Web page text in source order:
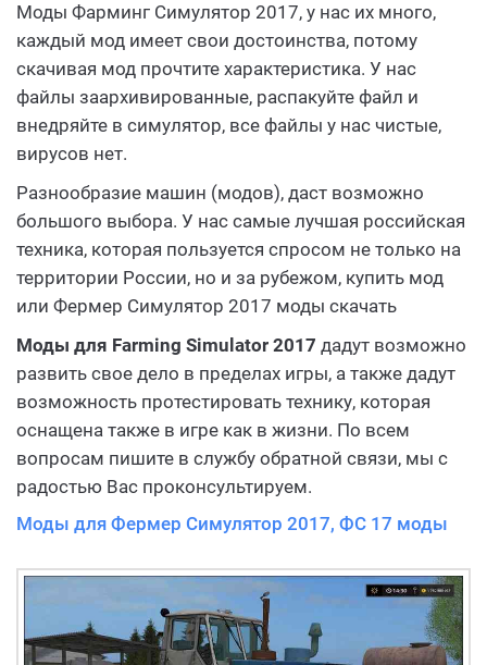
Моды Фарминг Симулятор 2017, у нас их много,
каждый мод имеет свои достоинства, потому
скачивая мод прочтите характеристика. У нас
файлы заархивированные, распакуйте файл и
внедряйте в симулятор, все файлы у нас чистые,
вирусов нет.
Разнообразие машин (модов), даст возможно
большого выбора. У нас самые лучшая российская
техника, которая пользуется спросом не только на
территории России, но и за рубежом, купить мод
или Фермер Симулятор 2017 моды скачать
Моды для Farming Simulator 2017 дадут возможно
развить свое дело в пределах игры, а также дадут
возможность протестировать технику, которая
оснащена также в игре как в жизни. По всем
вопросам пишите в службу обратной связи, мы с
радостью Вас проконсультируем.
Моды для Фермер Симулятор 2017, ФС 17 моды